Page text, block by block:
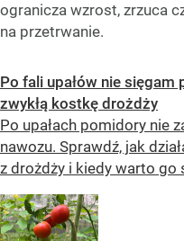
ogranicza wzrost, zrzuca
na przetrwanie.
Po fali upałów nie
zwykłą kostkę drożdży
Po upałach pomidory nie
nawozu. Sprawdź, jak
z drożdży i kiedy warto go